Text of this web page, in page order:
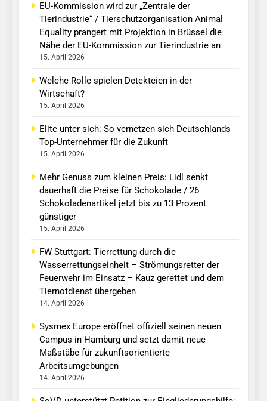
EU-Kommission wird zur „Zentrale der
Tierindustrie“ / Tierschutzorganisation Animal
Equality prangert mit Projektion in Brüssel die
Nähe der EU-Kommission zur Tierindustrie an
15. April 2026
Welche Rolle spielen Detekteien in der
Wirtschaft?
15. April 2026
Elite unter sich: So vernetzen sich Deutschlands
Top-Unternehmer für die Zukunft
15. April 2026
Mehr Genuss zum kleinen Preis: Lidl senkt
dauerhaft die Preise für Schokolade / 26
Schokoladenartikel jetzt bis zu 13 Prozent
günstiger
15. April 2026
FW Stuttgart: Tierrettung durch die
Wasserrettungseinheit – Strömungsretter der
Feuerwehr im Einsatz – Kauz gerettet und dem
Tiernotdienst übergeben
14. April 2026
Sysmex Europe eröffnet offiziell seinen neuen
Campus in Hamburg und setzt damit neue
Maßstäbe für zukunftsorientierte
Arbeitsumgebungen
14. April 2026